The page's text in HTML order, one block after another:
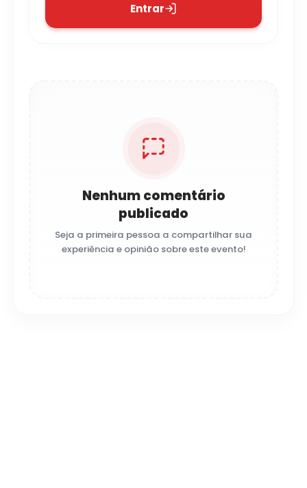
Entrar
Nenhum comentário
publicado
Seja a primeira pessoa a compartilhar sua
experiência e opinião sobre este evento!